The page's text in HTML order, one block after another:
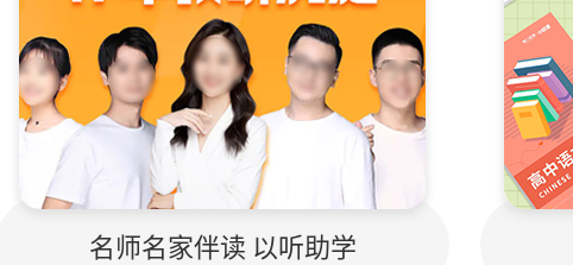
名师名家伴读 以听助学